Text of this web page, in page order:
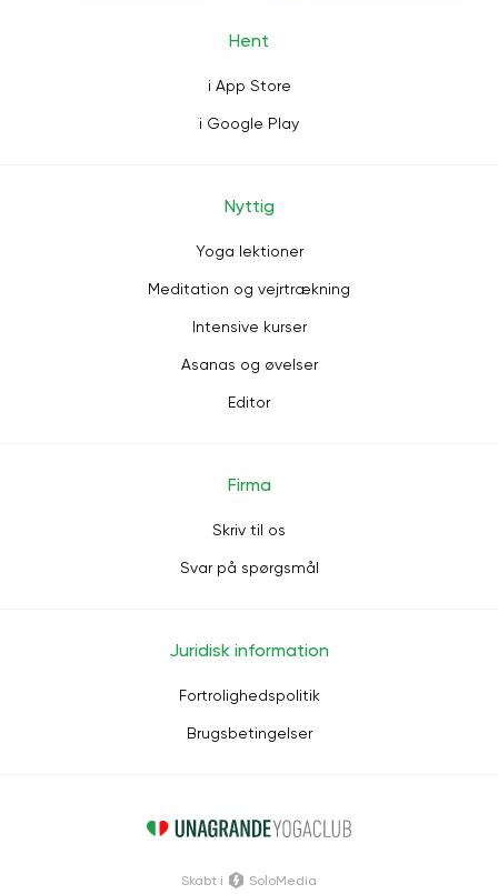
Hent
i App Store
i Google Play
Nyttig
Yoga lektioner
Meditation og vejrtrækning
Intensive kurser
Asanas og øvelser
Editor
Firma
Skriv til os
Svar på spørgsmål
Juridisk information
Fortrolighedspolitik
Brugsbetingelser
Skabt i SoloMedia